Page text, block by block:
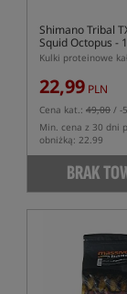
Shimano Tribal
Squid Octopus -
22,99 PLN
Cena kat.: 49,00 / -
Min. cena z 30 dni
obniżką: 22.99
BRAK